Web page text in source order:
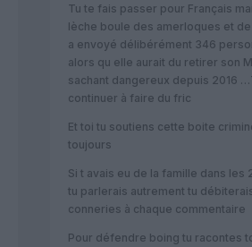
Tu te fais passer pour Français
lèche boule des amerloques et
a envoyé délibérément 346
alors qu elle aurait du retirer son
sachant dangereux depuis 2016
continuer à faire du fric
Et toi tu soutiens cette boite
toujours
Si t avais eu de la famille dans les
tu parlerais autrement tu
conneries à chaque commentaire
Pour défendre boing tu racontes